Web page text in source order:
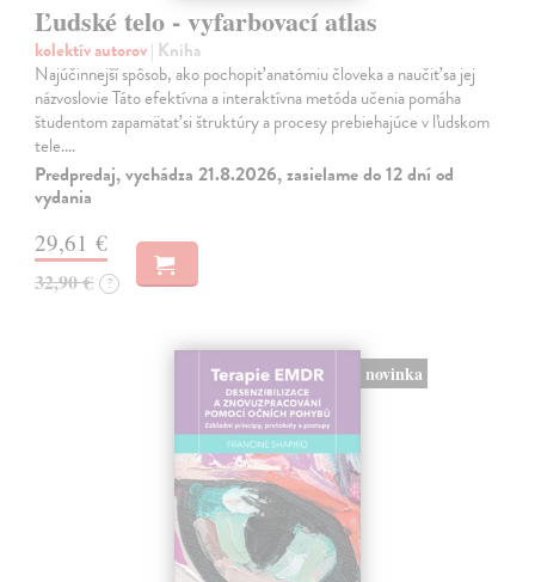
Ľudské telo - vyfarbovací atlas
kolektív autorov| Kniha
Najúčinnejší spôsob, ako pochopiť anatómiu človeka a naučiť sa jej
názvoslovie Táto efektívna a interaktívna metóda učenia pomáha
študentom zapamätať si štruktúry a procesy prebiehajúce v ľudskom
tele.…
Predpredaj, vychádza 21.8.2026, zasielame do 12 dní od
vydania
29,61 €
32,90 € ?
novinka